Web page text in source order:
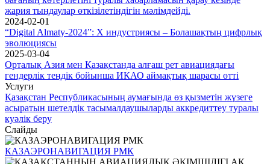
жария тыңдаулар өткізілетіндігін мәлімдейді.
2024-02-01
“Digital Almaty-2024”: Х индустриясы – Болашақтың цифрлық
эволюциясы
2025-03-04
Орталық Азия мен Қазақстанда алғаш рет авиациядағы
гендерлік теңдік бойынша ИКАО аймақтық шарасы өтті
Услуги
Қазақстан Республикасының аумағында өз қызметін жүзеге
асыратын шетелдiк тасымалдаушыларды аккредиттеу туралы
куәлік беру
Слайды
КАЗАЭРОНАВИГАЦИЯ РМК